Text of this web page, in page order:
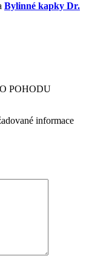
Bylinné kapky Dr.
POHODU
informace